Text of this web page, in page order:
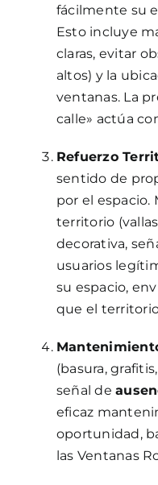
fácilmente su
Esto incluye
claras, evitar
altos) y la
ventanas. La
calle» actúa
Refuerzo
sentido de
por el espacio.
territorio
decorativa,
usuarios
su espacio,
que el
(basura,
señal de
eficaz
oportunidad,
las Ventanas